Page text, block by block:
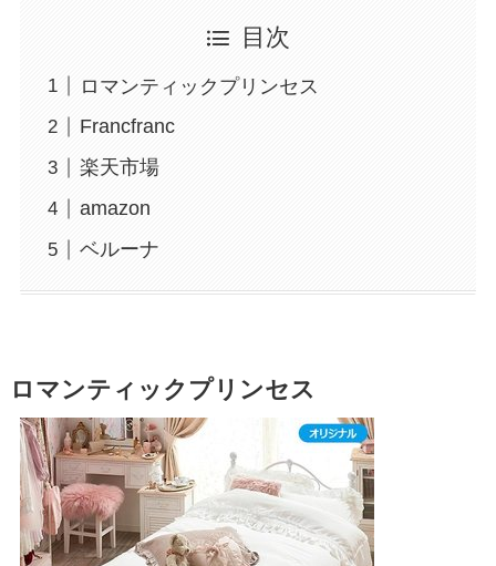
目次
ロマンティックプリンセス
Francfranc
楽天市場
amazon
ベルーナ
ロマンティックプリンセス